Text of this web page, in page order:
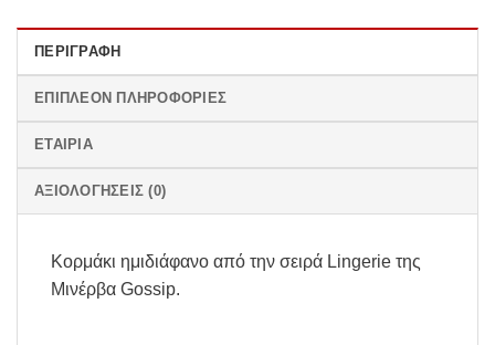
ΠΕΡΙΓΡΑΦΉ
ΕΠΙΠΛΈΟΝ ΠΛΗΡΟΦΟΡΊΕΣ
ΕΤΑΙΡΊΑ
ΑΞΙΟΛΟΓΉΣΕΙΣ (0)
Κορμάκι ημιδιάφανο από την σειρά Lingerie της
Μινέρβα Gossip.